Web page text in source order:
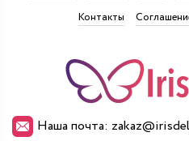
Наша почта:
Контакты